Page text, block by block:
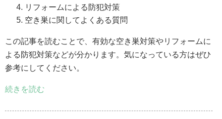
リフォームによる防犯対策
空き巣に関してよくある質問
この記事を読むことで、有効な空き巣対策やリフォームに
よる防犯対策などが分かります。気になっている方はぜひ
参考にしてください。
続きを読む